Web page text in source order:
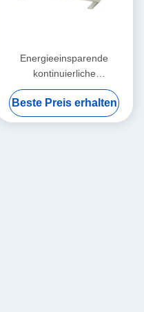
Energieeinsparende
kontinuierliche
Beutelversiegelungsmaschine
für Getränke
Beste Preis erhalten